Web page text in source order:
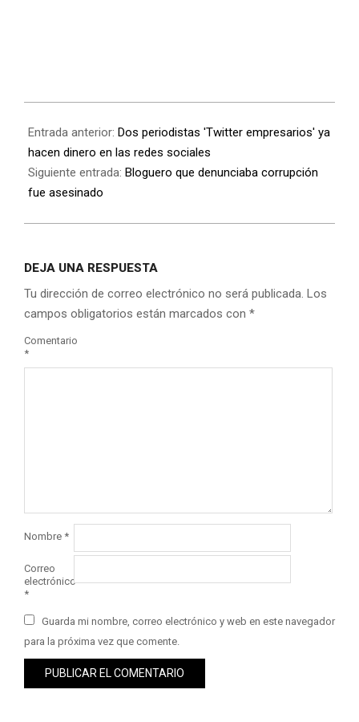
Entrada anterior: Dos periodistas 'Twitter empresarios' ya
hacen dinero en las redes sociales
Siguiente entrada: Bloguero que denunciaba corrupción
fue asesinado
DEJA UNA RESPUESTA
Tu dirección de correo electrónico no será publicada. Los
campos obligatorios están marcados con *
Comentario
*
Nombre *
Correo
electrónico
*
Guarda mi nombre, correo electrónico y web en este navegador
para la próxima vez que comente.